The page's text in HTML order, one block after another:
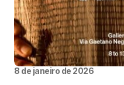
8 de janeiro de 2026